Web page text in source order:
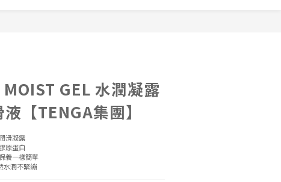
GEL 水潤凝露
【TENGA集團】
滑凝露
原蛋白
養一樣簡單
水潤不緊繃